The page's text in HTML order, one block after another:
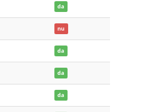
da
nu
da
da
da